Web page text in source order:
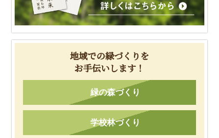
地域での緑づくりを
お手伝いします！
緑の森づくり
学校林づくり